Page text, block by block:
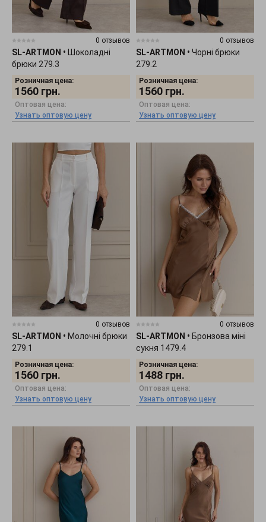
0 отзывов
SL-ARTMON •
Шоколадні
брюки 279.3
Розничная цена:
1560 грн.
Оптовая цена:
Узнать оптовую цену
0 отзывов
SL-ARTMON • Чорні брюки
279.2
Розничная цена:
1560 грн.
Оптовая цена:
Узнать оптовую цену
0 отзывов
SL-ARTMON • Молочні брюки
279.1
Розничная цена:
1560 грн.
Оптовая цена:
Узнать оптовую цену
0 отзывов
SL-ARTMON • Бронзова міні
сукня 1479.4
Розничная цена:
1488 грн.
Оптовая цена:
Узнать оптовую цену